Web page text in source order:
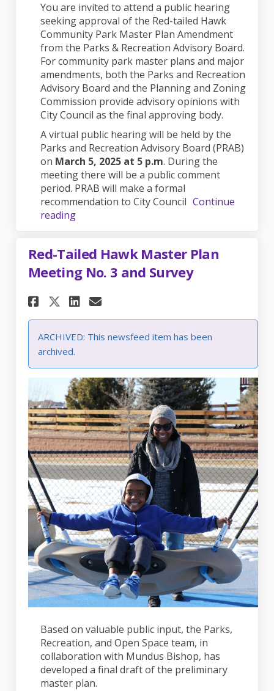
You are invited to attend a public hearing
seeking approval of the Red-tailed Hawk
Community Park Master Plan Amendment
from the Parks & Recreation Advisory Board.
For community park master plans and major
amendments, both the Parks and Recreation
Advisory Board and the Planning and Zoning
Commission provide advisory opinions with
City Council as the final approving body.
A virtual public hearing will be held by the
Parks and Recreation Advisory Board (PRAB)
on March 5, 2025 at 5 p.m. During the
meeting there will be a public comment
period. PRAB will make a formal
recommendation to City Council Continue
reading
Red-Tailed Hawk Master Plan
Meeting No. 3 and Survey
Share Red-Tailed Hawk
Share Red-Tailed Hawk
Share Red-Tailed Hawk
Email Red-Tailed
ARCHIVED: This newsfeed item has been
archived.
Based on valuable public input, the Parks,
Recreation, and Open Space team, in
collaboration with Mundus Bishop, has
developed a final draft of the preliminary
master plan.